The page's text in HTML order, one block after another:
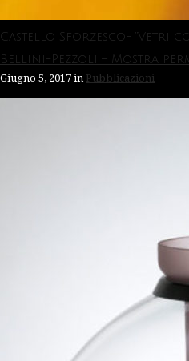
Castello Sforzesco- “Vetri
Bellini-Pezzoli – Mostra
Giugno 5, 2017 in Pubblicazioni